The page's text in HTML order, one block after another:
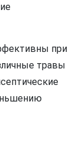
при
травы